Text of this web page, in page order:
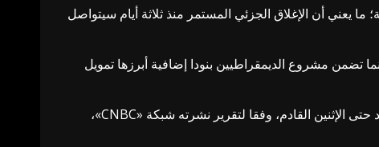
يعني أن الإغلاق الجزئي المستمر منذ ثلاثة أيام سيتواصل
تضمن مشروع الديمقراطيين بنودا إضافية أبرزها تمويل
ويستمر هذا الإخفاق بعد سلسلة من المحاولات منذ عشية الإغلاق وحتى اليوم الثالث منه، مما يجعل تمديد الأزمة أمرا شبه مؤكد حتى الإثنين القادم، وفقا لتقرير نشرته شبكة «CNBC»،